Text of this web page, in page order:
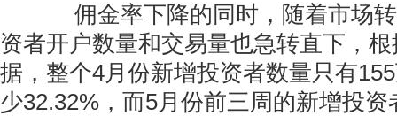
佣金率下降的同时，随着市场转
资者开户数量和交易量也急转直下，
据，整个4月份新增投资者数量只有
少32.32%，而5月份前三周的新增投